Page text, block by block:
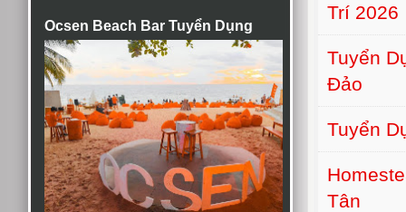
Ocsen Beach Bar Tuyển Dụng
Trí 2026
Tuyển
Đảo
Tuyển
Tân